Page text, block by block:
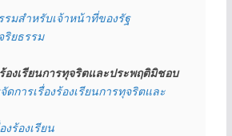
มสำหรับเจ้าหน้าที่ของรัฐ
ริยธรรม
องเรียนการทุจริตและประพฤติมิชอบ
การเรื่องร้องเรียนการทุจริตและ
งร้องเรียน